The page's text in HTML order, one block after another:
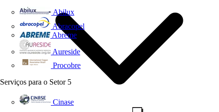
Abilux
Abracopel
Abreme
Aureside
Procobre
Serviços para o Setor 5
Cinase